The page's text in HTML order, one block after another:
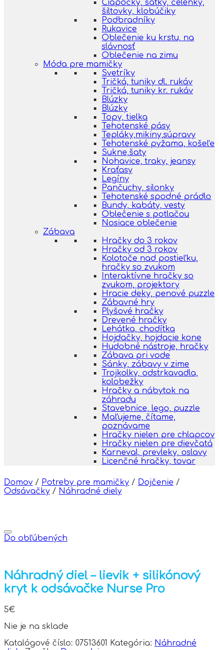
Čiapočky, šatky, čelenky,
šiltovky, klobúčiky
Podbradníky
Rukavice
Oblečenie ku krstu, na
slávnosť
Oblečenie na zimu
Móda pre mamičky
Svetríky
Tričká, tuniky dl. rukáv
Tričká, tuniky kr. rukáv
Blúzky
Blúzky
Topy, tielka
Tehotenské pásy
Tepláky,mikiny,súpravy
Tehotenské pyžama, košeľe
Sukne,šaty
Nohavice, traky, jeansy
Kraťasy
Legíny
Pančuchy, silonky
Tehotenské spodné prádlo
Bundy, kabáty, vesty
Oblečenie s potlačou
Nosiace oblečenie
Zábava
Hračky do 3 rokov
Hračky od 3 rokov
Kolotoče nad postieľku,
hračky so zvukom
Interaktívne hračky so
zvukom, projektory
Hracie deky, penové puzzle
Zábavné hry
Plyšové hračky
Drevené hračky
Lehátka, chodítka
Hojdačky, hojdacie kone
Hudobné nástroje, hračky
Zábava pri vode
Sánky, zábavy v zime
Trojkolky, odstrkavadla,
kolobežky
Hračky a nábytok na
záhradu
Stavebnice, lego, puzzle
Maľujeme, čítame,
poznávame
Hračky nielen pre chlapcov
Hračky nielen pre dievčatá
Karneval, prevleky, oslavy
Licenčné hračky, tovar
Domov / Potreby pre mamičky / Dojčenie /
Odsávačky / Náhradné diely
Do obľúbených
Náhradný diel – lievik + silikónový
kryt k odsávačke Nurse Pro
5€
Nie je na sklade
Katalógové číslo: 07513601 Kategória: Náhradné